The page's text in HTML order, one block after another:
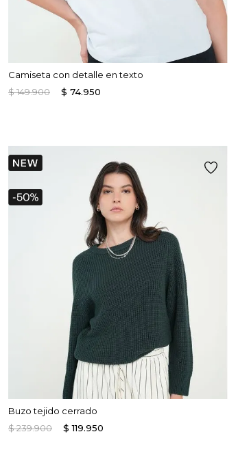
Camiseta con detalle en texto
$149.900 $ 74.950
Buzo tejido cerrado
$239.900 $ 119.950